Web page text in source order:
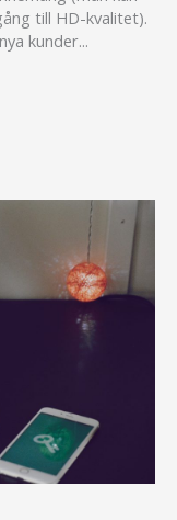
till HD-kvalitet).
kunder...